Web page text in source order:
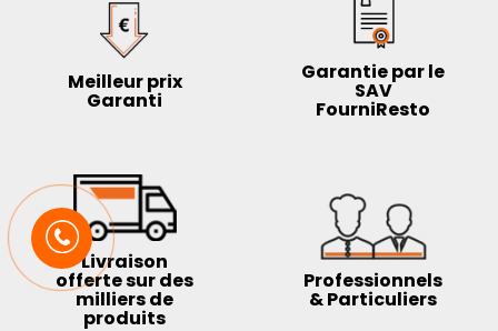
Meilleur prix
Garanti
Garantie par le
SAV
FourniResto
Livraison
offerte sur des
milliers de
produits
Professionnels
& Particuliers